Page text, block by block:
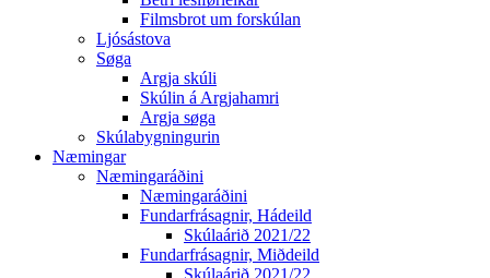
Filmsbrot um forskúlan
Ljósástova
Søga
Argja skúli
Skúlin á Argjahamri
Argja søga
Skúlabygningurin
Næmingar
Næmingaráðini
Næmingaráðini
Fundarfrásagnir, Hádeild
Skúlaárið 2021/22
Fundarfrásagnir, Miðdeild
Skúlaárið 2021/22